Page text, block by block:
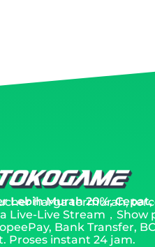
Lebih Murah 20%,
harga termurah,
Live-Live Stream，Show
Bank Transfer,
Proses instant 24 jam.